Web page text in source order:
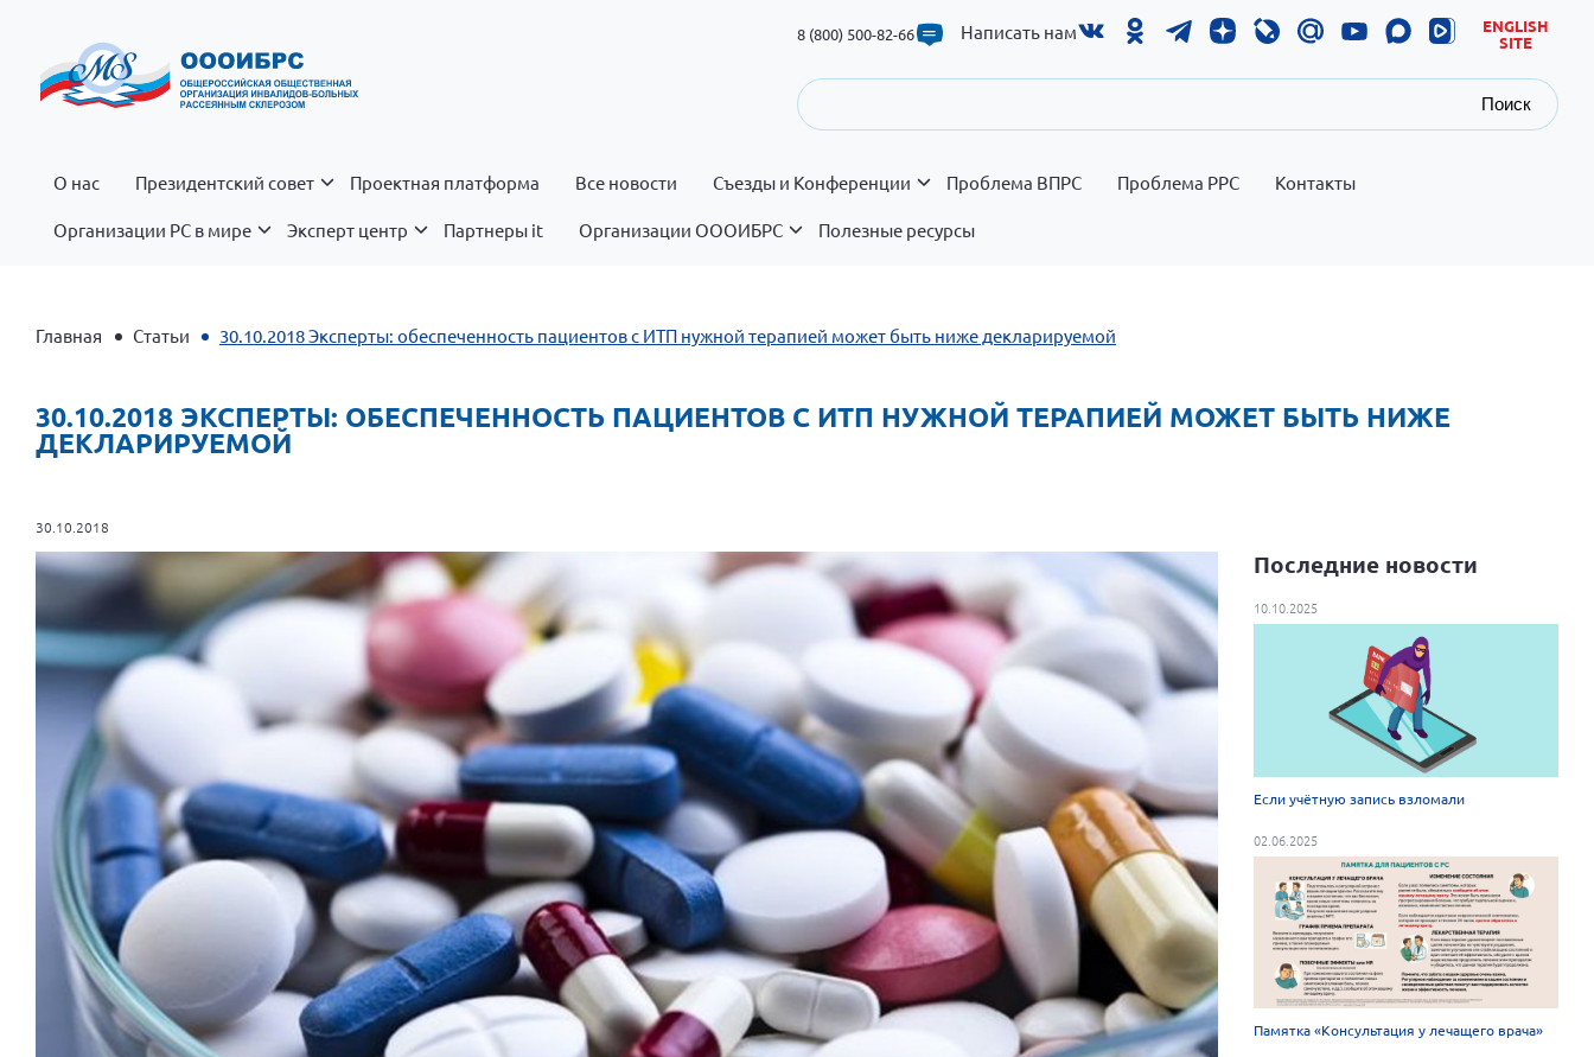
8 (800) 500-82-66 Написать нам
ENGLISH
SITE
Поиск
О нас Президентский совет Проектная платформа Все новости Съезды и Конференции Проблема ВПРС Проблема РРС Контакты
Организации РС в мире Эксперт центр Партнеры it Организации ОООИБРС Полезные ресурсы
Главная Статьи 30.10.2018 Эксперты: обеспеченность пациентов с ИТП нужной терапией может быть ниже декларируемой
30.10.2018 ЭКСПЕРТЫ: ОБЕСПЕЧЕННОСТЬ ПАЦИЕНТОВ С ИТП НУЖНОЙ ТЕРАПИЕЙ МОЖЕТ БЫТЬ НИЖЕ
ДЕКЛАРИРУЕМОЙ
30.10.2018
Последние новости
10.10.2025
Если учётную запись взломали
02.06.2025
Памятка «Консультация у лечащего врача»